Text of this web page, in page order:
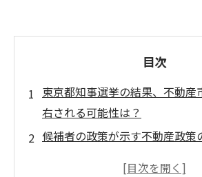
目次
東京都知事選挙の結果、不動産
右される可能性は？
候補者の政策が示す不動産政策
東京23区の不動産市場に影響を